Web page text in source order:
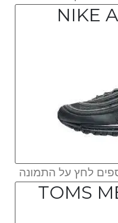
NIKE
לחץ על התמונה
TOMS